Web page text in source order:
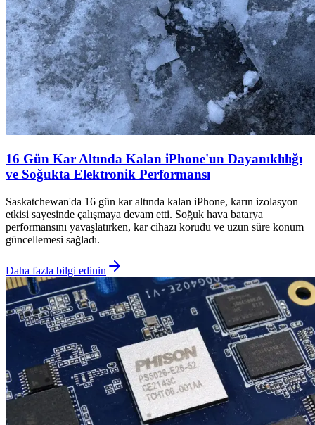
16 Gün Kar Altında Kalan iPhone'un Dayanıklılığı
ve Soğukta Elektronik Performansı
Saskatchewan'da 16 gün kar altında kalan iPhone, karın izolasyon
etkisi sayesinde çalışmaya devam etti. Soğuk hava batarya
performansını yavaşlatırken, kar cihazı korudu ve uzun süre konum
güncellemesi sağladı.
Daha fazla bilgi edinin